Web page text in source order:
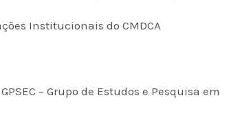
Institucionais do CMDCA
– Grupo de Estudos e Pesquisa em